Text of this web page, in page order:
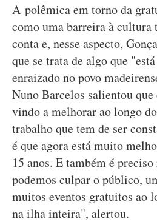
A polêmica em torno da
como uma barreira à
conta e, nesse aspecto,
que se trata de algo que
enraizado no povo
Nuno Barcelos salientou
vindo a melhorar ao longo
trabalho que tem de ser
é que agora está muito
15 anos. E também é
podemos culpar o público,
muitos eventos gratuitos ao
na ilha inteira", alertou.